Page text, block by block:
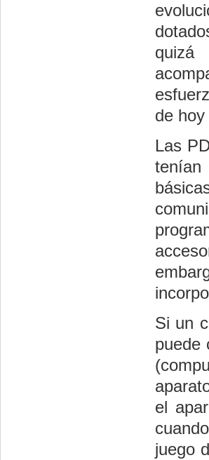
quizá
de
Las
tenían
Si un
puede
el
juego